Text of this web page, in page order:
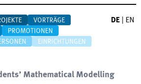
VORTRÄGE
PROMOTIONEN
EINRICHTUNGEN
DE EN
Mathematical Modelling